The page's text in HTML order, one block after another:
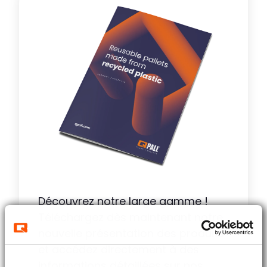
Découvrez notre large gamme !
Téléchargez dès maintenant notre
nouvelle présentation des produits
et accédez directement à des